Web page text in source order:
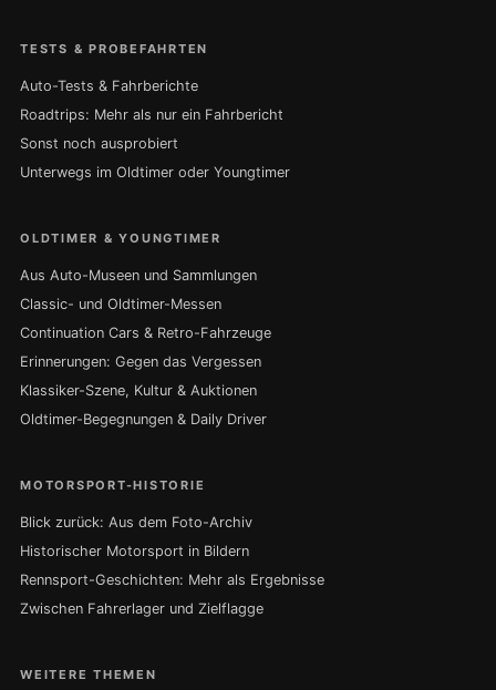
TESTS & PROBEFAHRTEN
Auto-Tests & Fahrberichte
Roadtrips: Mehr als nur ein Fahrbericht
Sonst noch ausprobiert
Unterwegs im Oldtimer oder Youngtimer
OLDTIMER & YOUNGTIMER
Aus Auto-Museen und Sammlungen
Classic- und Oldtimer-Messen
Continuation Cars & Retro-Fahrzeuge
Erinnerungen: Gegen das Vergessen
Klassiker-Szene, Kultur & Auktionen
Oldtimer-Begegnungen & Daily Driver
MOTORSPORT-HISTORIE
Blick zurück: Aus dem Foto-Archiv
Historischer Motorsport in Bildern
Rennsport-Geschichten: Mehr als Ergebnisse
Zwischen Fahrerlager und Zielflagge
WEITERE THEMEN